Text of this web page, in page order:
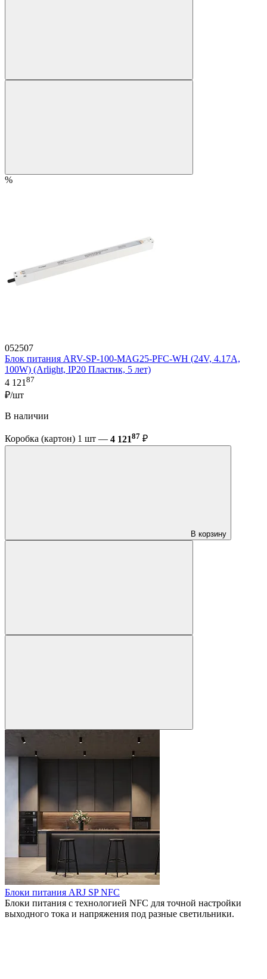
%
052507
Блок питания ARV-SP-100-MAG25-PFC-WH (24V, 4.17A,
100W) (Arlight, IP20 Пластик, 5 лет)
4 121 87
₽/шт
В наличии
Коробка (картон) 1 шт — 4 12187 ₽
В корзину
Блоки питания ARJ SP NFC
Блоки питания с технологией NFC для точной настройки
выходного тока и напряжения под разные светильники.